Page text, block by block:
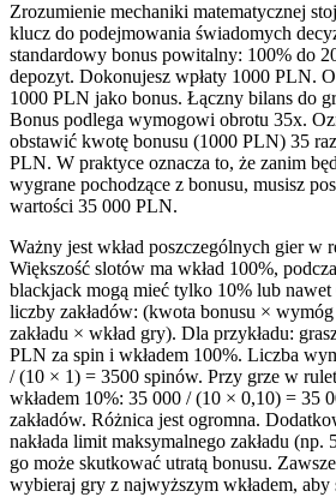
Zrozumienie mechaniki matematycznej
klucz do podejmowania świadomych
standardowy bonus powitalny: 100% do
depozyt. Dokonujesz wpłaty 1000 PLN.
1000 PLN jako bonus. Łączny bilans do
Bonus podlega wymogowi obrotu 35x.
obstawić kwotę bonusu (1000 PLN) 35
PLN. W praktyce oznacza to, że zanim
wygrane pochodzące z bonusu, musisz
wartości 35 000 PLN.
Ważny jest wkład poszczególnych gier w
Większość slotów ma wkład 100%,
blackjack mogą mieć tylko 10% lub
liczby zakładów: (kwota bonusu ×
zakładu × wkład gry). Dla przykładu:
PLN za spin i wkładem 100%. Liczba
/ (10 × 1) = 3500 spinów. Przy grze w
wkładem 10%: 35 000 / (10 × 0,10) = 35
zakładów. Różnica jest ogromna.
nakłada limit maksymalnego zakładu
go może skutkować utratą bonusu.
wybieraj gry z najwyższym wkładem, aby